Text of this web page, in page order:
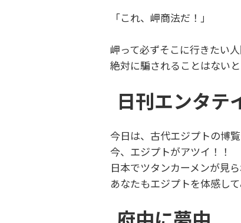
「これ、岬商法だ！」
岬って必ずそこに行きたい
絶対に騙されることはない
日刊エンタテ
今日は、古代エジプトの博
今、エジプトがアツイ！！
日本でツタンカーメンが見
あなたもエジプトを体感し